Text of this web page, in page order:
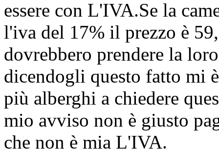
essere con L'IVA.Se la
l'iva del 17% il prezzo è
dovrebbero prendere la
dicendogli questo fatto mi
più alberghi a chiedere
mio avviso non è giusto
che non è mia L'IVA.